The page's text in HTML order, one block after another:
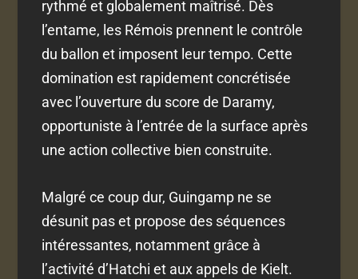
rythmé et globalement maîtrisé. Dès
l’entame, les Rémois prennent le contrôle
du ballon et imposent leur tempo. Cette
domination est rapidement concrétisée
avec l’ouverture du score de Daramy,
opportuniste à l’entrée de la surface après
une action collective bien construite.
Malgré ce coup dur, Guingamp ne se
désunit pas et propose des séquences
intéressantes, notamment grâce à
l’activité d’Hatchi et aux appels de Kielt.